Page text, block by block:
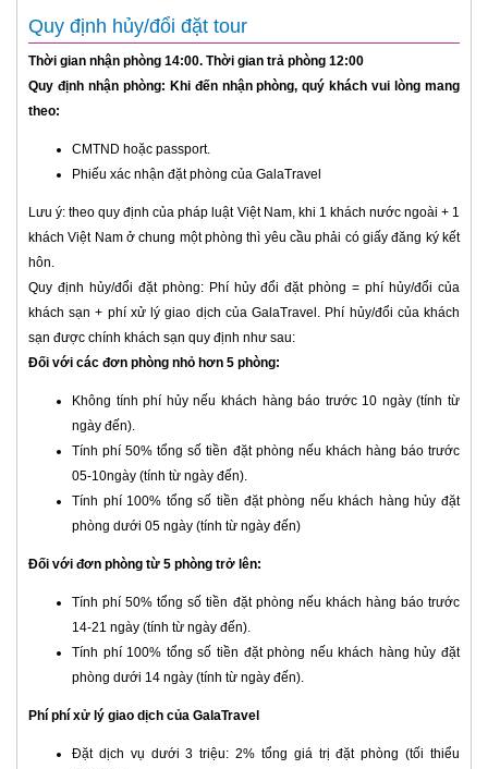
Quy định hủy/đổi đặt tour
Thời gian nhận phòng 14:00. Thời gian trả phòng 12:00
Quy định nhận phòng: Khi đến nhận phòng, quý khách vui lòng mang
theo:
CMTND hoặc passport.
Phiếu xác nhận đặt phòng của GalaTravel
Lưu ý: theo quy định của pháp luật Việt Nam, khi 1 khách nước ngoài + 1
khách Việt Nam ở chung một phòng thì yêu cầu phải có giấy đăng ký kết
hôn.
Quy định hủy/đổi đặt phòng: Phí hủy đổi đặt phòng = phí hủy/đổi của
khách sạn + phí xử lý giao dịch của GalaTravel. Phí hủy/đổi của khách
sạn được chính khách sạn quy định như sau:
Đối với các đơn phòng nhỏ hơn 5 phòng:
Không tính phí hủy nếu khách hàng báo trước 10 ngày (tính từ
ngày đến).
Tính phí 50% tổng số tiền đặt phòng nếu khách hàng báo trước
05-10ngày (tính từ ngày đến).
Tính phí 100% tổng số tiền đặt phòng nếu khách hàng hủy đặt
phòng dưới 05 ngày (tính từ ngày đến)
Đối với đơn phòng từ 5 phòng trở lên:
Tính phí 50% tổng số tiền đặt phòng nếu khách hàng báo trước
14-21 ngày (tính từ ngày đến).
Tính phí 100% tổng số tiền đặt phòng nếu khách hàng hủy đặt
phòng dưới 14 ngày (tính từ ngày đến).
Phí phí xử lý giao dịch của GalaTravel
Đặt dịch vụ dưới 3 triệu: 2% tổng giá trị đặt phòng (tối thiểu